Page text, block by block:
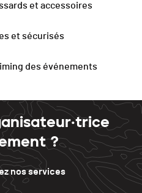
et accessoires
et sécurisés
des événements
?
nos services